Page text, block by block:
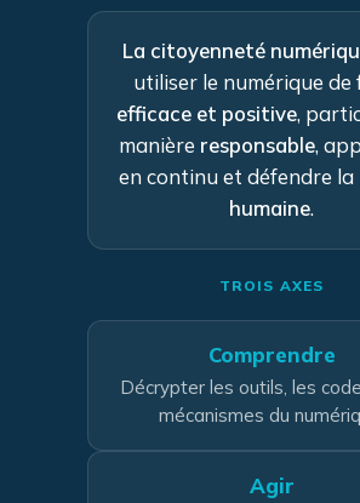
La citoyenneté
utiliser le numérique de
efficace et positive,
manière responsable,
en continu et défendre la
humaine.
TROIS AXES
Comprendre
Décrypter les outils, les
mécanismes du
Agir